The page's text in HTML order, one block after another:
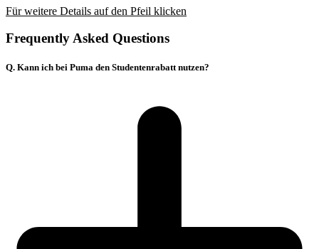
Für weitere Details auf den Pfeil klicken
Frequently Asked Questions
Q. Kann ich bei Puma den Studentenrabatt nutzen?